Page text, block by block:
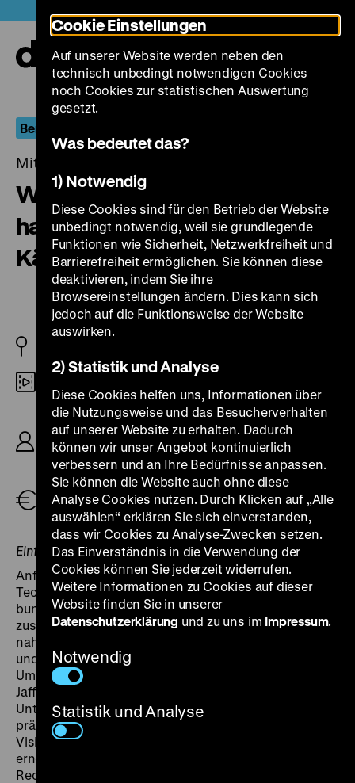
zum
Seiteninhalt
springen
Berlin.Dokument
Mittwoch, 21. Juli 2021, 20.00 Uhr
Wer keinen Mut zum Träumen
hat, hat keine Kraft zum
Kämpfen
P: Medienwerkstatt Berlin (Bernd Friedmann,
Wolfgang Krajewski, Rainer Lutter, Klaus Günther
Otto, Hans Rombach, Bernd Uhde), M: Ton,
Steine, Scherben, Teller Bunte Knete, 73‘
Tickets
Einführung: Jeanpaul Goergen
Anfang 1978 hatte der „Tunix-Kongress“ in der
Technischen Universität in West-Berlin versucht, die
bunte Vielfalt der undogmatischen Szene
zusammenzuführen. Im Sommer des gleichen Jahres
nahm eine kleine Gruppe von Aktivisten diese Idee auf
und organisierte in Eigeninitiative ein „Alternatives
Umweltfestival“. Auf dem Oktoberfestgelände an der
Jafféstraße arbeitete sechs Wochen lang ein Ökodorf.
Unter dem Motto „Umdenken – Umschwenken“
präsentierten zahlreiche Gruppen und Initiativen
Visionen einer besseren Welt: von Biogas und
erneuerbaren Energien über sichere Fahrradwege und
Recycling bis zu neuen Formen des Zusammenlebens,
Cookie Einstellungen
Auf unserer Website werden neben den
technisch unbedingt notwendigen Cookies
noch Cookies zur statistischen Auswertung
gesetzt.
Was bedeutet das?
1) Notwendig
Diese Cookies sind für den Betrieb der Website
unbedingt notwendig, weil sie grundlegende
Funktionen wie Sicherheit, Netzwerkfreiheit und
Barrierefreiheit ermöglichen. Sie können diese
deaktivieren, indem Sie ihre
Browsereinstellungen ändern. Dies kann sich
jedoch auf die Funktionsweise der Website
auswirken.
2) Statistik und Analyse
Diese Cookies helfen uns, Informationen über
die Nutzungsweise und das Besucherverhalten
auf unserer Website zu erhalten. Dadurch
können wir unser Angebot kontinuierlich
verbessern und an Ihre Bedürfnisse anpassen.
Sie können die Website auch ohne diese
Analyse Cookies nutzen. Durch Klicken auf „Alle
auswählen“ erklären Sie sich einverstanden,
dass wir Cookies zu Analyse-Zwecken setzen.
Das Einverständnis in die Verwendung der
Cookies können Sie jederzeit widerrufen.
Weitere Informationen zu Cookies auf dieser
Website finden Sie in unserer
Datenschutzerklärung und zu uns im Impressum.
Notwendig
Statistik und Analyse